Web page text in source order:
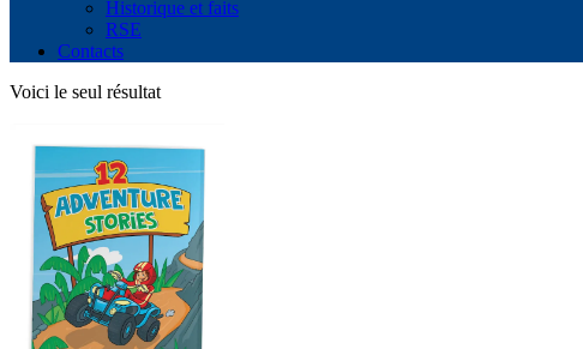
Historique et faits
RSE
Contacts
Voici le seul résultat